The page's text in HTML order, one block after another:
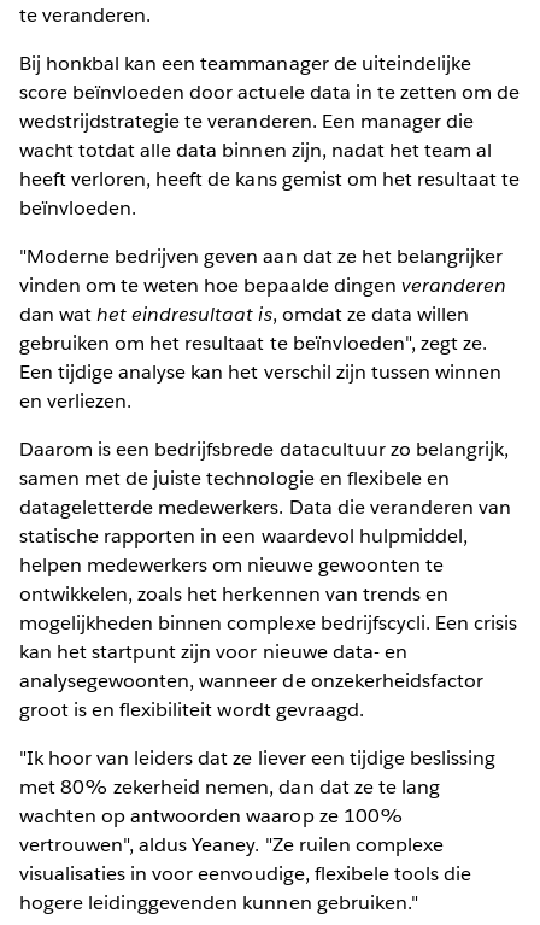
te veranderen.
Bij honkbal kan een teammanager de uiteindelijke
score beïnvloeden door actuele data in te zetten om de
wedstrijdstrategie te veranderen. Een manager die
wacht totdat alle data binnen zijn, nadat het team al
heeft verloren, heeft de kans gemist om het resultaat te
beïnvloeden.
"Moderne bedrijven geven aan dat ze het belangrijker
vinden om te weten hoe bepaalde dingen veranderen
dan wathet eindresultaat is, omdat ze data willen
gebruiken om het resultaat te beïnvloeden", zegt ze.
Een tijdige analyse kan het verschil zijn tussen winnen
en verliezen.
Daarom is een bedrijfsbrede datacultuur zo belangrijk,
samen met de juiste technologie en flexibele en
datageletterde medewerkers. Data die veranderen van
statische rapporten in een waardevol hulpmiddel,
helpen medewerkers om nieuwe gewoonten te
ontwikkelen, zoals het herkennen van trends en
mogelijkheden binnen complexe bedrijfscycli. Een crisis
kan het startpunt zijn voor nieuwe data- en
analysegewoonten, wanneer de onzekerheidsfactor
groot is en flexibiliteit wordt gevraagd.
"Ik hoor van leiders dat ze liever een tijdige beslissing
met 80% zekerheid nemen, dan dat ze te lang
wachten op antwoorden waarop ze 100%
vertrouwen", aldus Yeaney. "Ze ruilen complexe
visualisaties in voor eenvoudige, flexibele tools die
hogere leidinggevenden kunnen gebruiken."